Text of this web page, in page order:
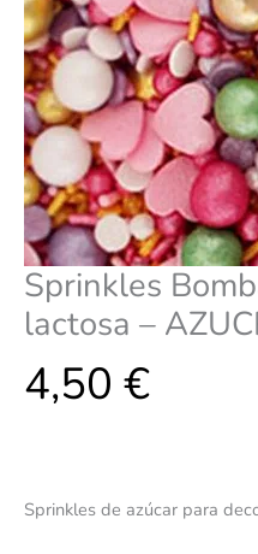
Sprinkles
lactosa –
4,50 €
Sprinkles de azúcar para